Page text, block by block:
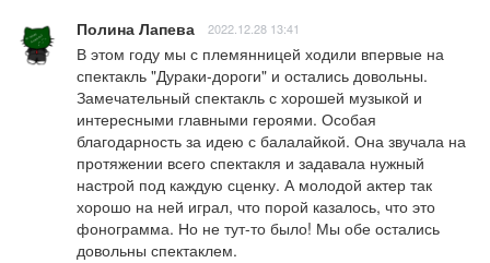
Полина Лапева 2022.12.28 13:41
В этом году мы с племянницей ходили впервые на
спектакль "Дураки-дороги" и остались довольны.
Замечательный спектакль с хорошей музыкой и
интересными главными героями. Особая
благодарность за идею с балалайкой. Она звучала на
протяжении всего спектакля и задавала нужный
настрой под каждую сценку. А молодой актер так
хорошо на ней играл, что порой казалось, что это
фонограмма. Но не тут-то было! Мы обе остались
довольны спектаклем.